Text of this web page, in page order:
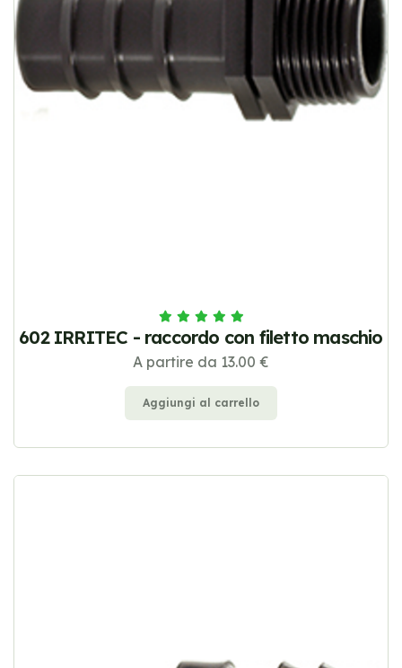
602 IRRITEC - raccordo con filetto maschio
A partire da 13.00 €
Aggiungi al carrello